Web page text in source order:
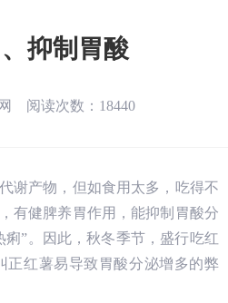
抑制胃酸
阅读次数：18440
谢产物，但如食用太多，吃得不
有健脾养胃作用，能抑制胃酸分
”。因此，秋冬季节，盛行吃红
正红薯易导致胃酸分泌增多的弊